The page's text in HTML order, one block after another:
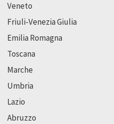
Veneto
Friuli-Venezia Giulia
Emilia Romagna
Toscana
Marche
Umbria
Lazio
Abruzzo